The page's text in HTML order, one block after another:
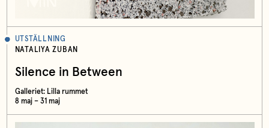
UTSTÄLLNING
NATALIYA ZUBAN
Silence in Between
Galleriet: Lilla rummet
8 maj – 31 maj